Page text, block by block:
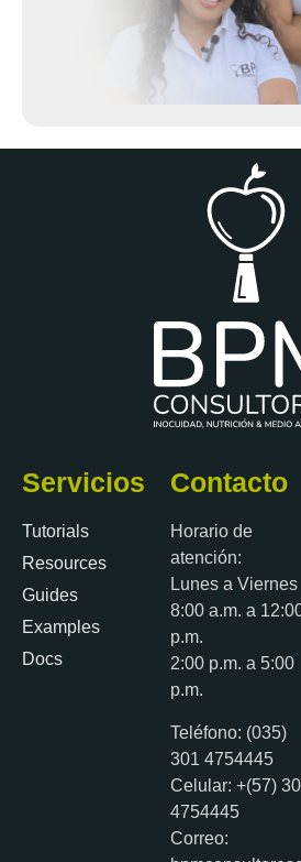
Servicios
Tutorials
Resources
Guides
Examples
Docs
Contacto
Horario de
atención:
Lunes a Viernes
8:00 a.m. a
p.m.
2:00 p.m. a 5:00
p.m.
Teléfono: (035)
301 4754445
Celular: +(57)
4754445
Correo: